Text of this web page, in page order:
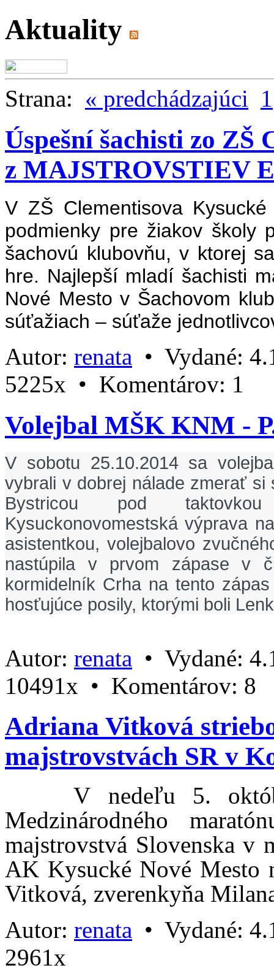
Aktuality
Strana: « predchádzajúci 1
Úspešní šachisti zo ZŠ
z MAJSTROVSTIEV
V ZŠ Clementisova
podmienky pre žiakov školy
šachovú klubovňu, v ktorej
hre. Najlepší mladí šachisti
Nové Mesto v Šachovom
súťažiach – súťaže
Autor: renata • Vydané:
5225x • Komentárov: 1
Volejbal MŠK KNM -
V sobotu 25.10.2014 sa
vybrali v dobrej nálade zmerať
Bystricou pod
Kysuckonovomestská výprava
asistentkou, volejbalovo
nastúpila v prvom zápase v
kormidelník Crha na tento
hosťujúce posily, ktorými boli
Autor: renata • Vydané:
10491x • Komentárov: 8
Adriana Vitková
majstrovstvách SR v
V nedeľu 5.
Medzinárodného
majstrovstvá Slovenska v
AK Kysucké Nové Mesto
Vitková, zverenkyňa
Autor: renata • Vydané:
2961x